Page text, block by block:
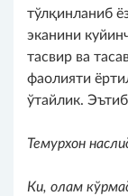
тўлқинланиб
эканини
тасвир ва
фаолияти
ўтайлик.
Темурхон
Ки, олам